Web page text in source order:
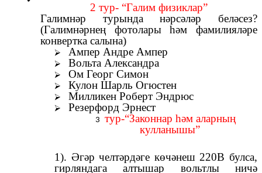
2 тур- “Галим физиклар”
Галимнәр турында нәрсәләр беләсез?
(Галимнәрнең фотолары һәм фамилияләре
конвертка салына)
Ампер Андре Ампер
Вольта Александра
Ом Георг Симон
Кулон Шарль Огюстен
Милликен Роберт Эндрюс
Резерфорд Эрнест
тур-“Законнар һәм аларның
кулланышы”
1). Әгәр челтәрдәге көчәнеш 220В булса,
гирляндага алтышар вольтлы ничә